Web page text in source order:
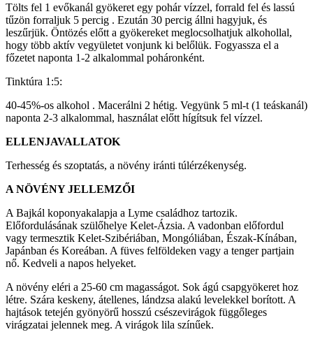
Tölts fel 1 evőkanál gyökeret egy pohár vízzel, forrald fel és lassú
tűzön forraljuk 5 percig . Ezután 30 percig állni hagyjuk, és
leszűrjük. Öntözés előtt a gyökereket meglocsolhatjuk alkohollal,
hogy több aktív vegyületet vonjunk ki belőlük. Fogyassza el a
főzetet naponta 1-2 alkalommal poháronként.
Tinktúra 1:5:
40-45%-os alkohol . Macerálni 2 hétig. Vegyünk 5 ml-t (1 teáskanál)
naponta 2-3 alkalommal, használat előtt hígítsuk fel vízzel.
ELLENJAVALLATOK
Terhesség és szoptatás, a növény iránti túlérzékenység.
A NÖVÉNY JELLEMZŐI
A Bajkál koponyakalapja a Lyme családhoz tartozik.
Előfordulásának szülőhelye Kelet-Ázsia. A vadonban előfordul
vagy termesztik Kelet-Szibériában, Mongóliában, Észak-Kínában,
Japánban és Koreában. A füves felföldeken vagy a tenger partjain
nő. Kedveli a napos helyeket.
A növény eléri a 25-60 cm magasságot. Sok ágú csapgyökeret hoz
létre. Szára keskeny, átellenes, lándzsa alakú levelekkel borított. A
hajtások tetején gyönyörű hosszú csészevirágok függőleges
virágzatai jelennek meg. A virágok lila színűek.